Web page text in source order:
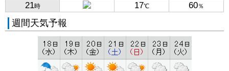
21時 17℃ 60％
週間天気予報